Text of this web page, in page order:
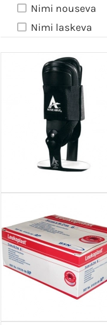
Nimi nouseva
Nimi laskeva